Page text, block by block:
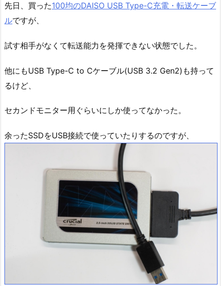
先日、買った100均のDAISO USB Type-C充電・転送ケーブ
ルですが、
試す相手がなくて転送能力を発揮できない状態でした。
他にもUSB Type-C to Cケーブル(USB 3.2 Gen2)も持って
るけど、
セカンドモニター用ぐらいにしか使ってなかった。
余ったSSDをUSB接続で使っていたりするのですが、